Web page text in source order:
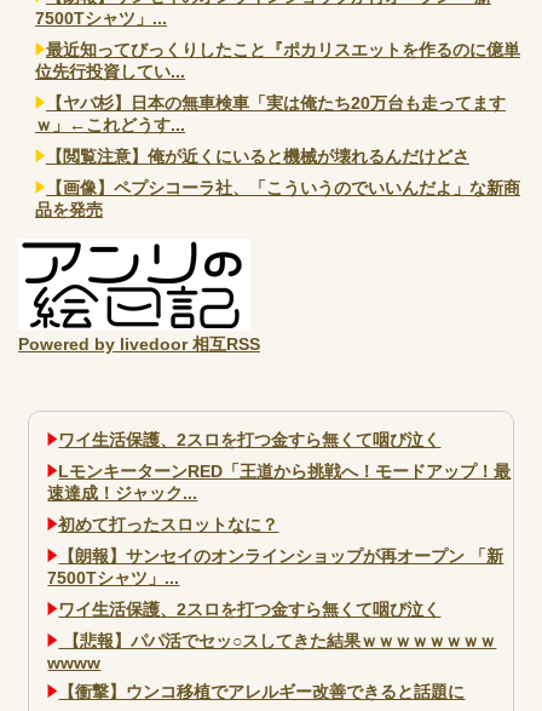
7500Tシャツ」...
最近知ってびっくりしたこと『ポカリスエットを作るのに億単
位先行投資してい...
【ヤバ杉】日本の無車検車「実は俺たち20万台も走ってます
ｗ」←これどうす...
【閲覧注意】俺が近くにいると機械が壊れるんだけどさ
【画像】ペプシコーラ社、「こういうのでいいんだよ」な新商
品を発売
Powered by livedoor 相互RSS
ワイ生活保護、2スロを打つ金すら無くて咽び泣く
LモンキーターンRED「王道から挑戦へ！モードアップ！最
速達成！ジャック...
初めて打ったスロットなに？
【朗報】サンセイのオンラインショップが再オープン 「新
7500Tシャツ」...
ワイ生活保護、2スロを打つ金すら無くて咽び泣く
【悲報】パパ活でセッ○スしてきた結果ｗｗｗｗｗｗｗｗ
wwww
【衝撃】ウンコ移植でアレルギー改善できると話題に